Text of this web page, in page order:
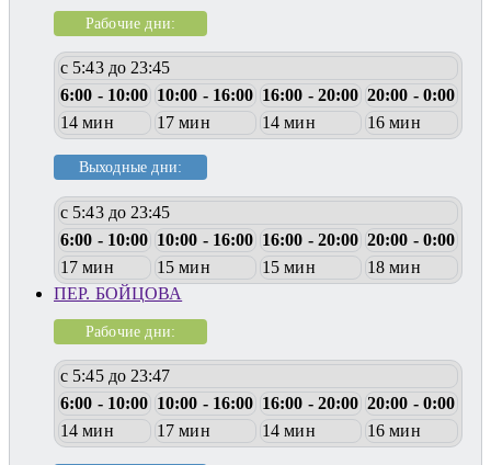
Рабочие дни:
с 5:43 до 23:45
6:00 - 10:00 10:00 - 16:00 16:00 - 20:00 20:00 - 0:00
14 мин
17 мин 14 мин 16 мин
Выходные дни:
с 5:43 до 23:45
6:00 - 10:00 10:00 - 16:00 16:00 - 20:00 20:00 - 0:00
17 мин
15 мин 15 мин
18 мин
ПЕР. БОЙЦОВА
Рабочие дни:
с 5:45 до 23:47
6:00 - 10:00 10:00 - 16:00 16:00 - 20:00 20:00 - 0:00
14 мин
17 мин 14 мин 16 мин